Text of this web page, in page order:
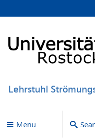
Lehrstuhl
Menu